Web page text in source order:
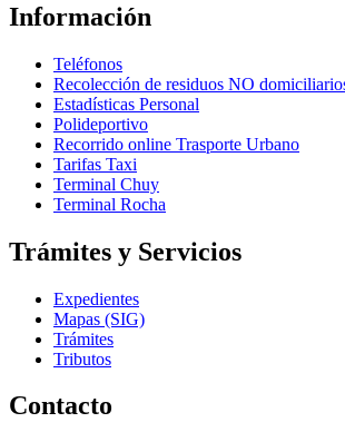
Información
Teléfonos
Recolección de residuos NO
Estadísticas Personal
Polideportivo
Recorrido online Trasporte Urbano
Tarifas Taxi
Terminal Chuy
Terminal Rocha
Trámites y Servicios
Expedientes
Mapas (SIG)
Trámites
Tributos
Contacto